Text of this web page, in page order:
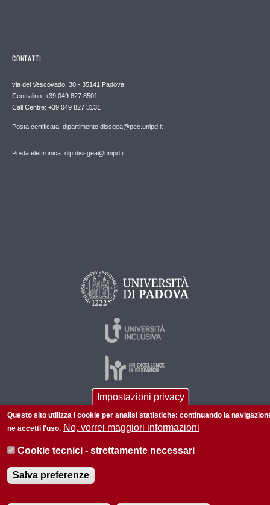
CONTATTI
via del Vescovado, 30 - 35141 Padova
Centralino: +39 049 827 8501
Call Centre: +39 049 827 3131
Posta certificata: dipartimento.dissgea@pec.unipd.it
Posta elettronica: dip.dissgea@unipd.it
© 2026 Università di Padova - Tutti i diritti riservati
Informazioni su questo sito Accessibilità | Privacy policy
Impostazioni privacy
Questo sito utilizza i cookie per analisi statistiche: continuando la
ne accetti l'uso. No, vorrei maggiori informazioni
Cookie tecnici - strettamente necessari
Salva preferenze